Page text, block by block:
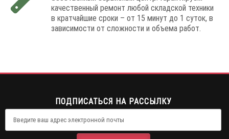
качественный ремонт любой складской техники
в кратчайшие сроки – от 15 минут до 1 суток, в
зависимости от сложности и объема работ.
ПОДПИСАТЬСЯ НА РАССЫЛКУ